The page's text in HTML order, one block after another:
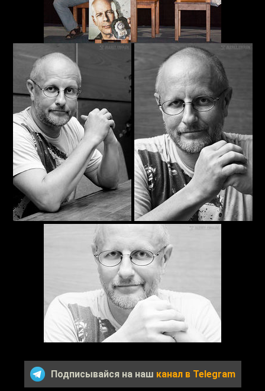
Подписывайся на наш канал в Telegram